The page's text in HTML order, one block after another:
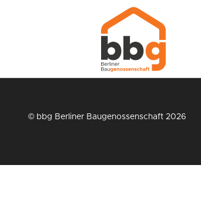
© bbg Berliner Baugenossenschaft 2026